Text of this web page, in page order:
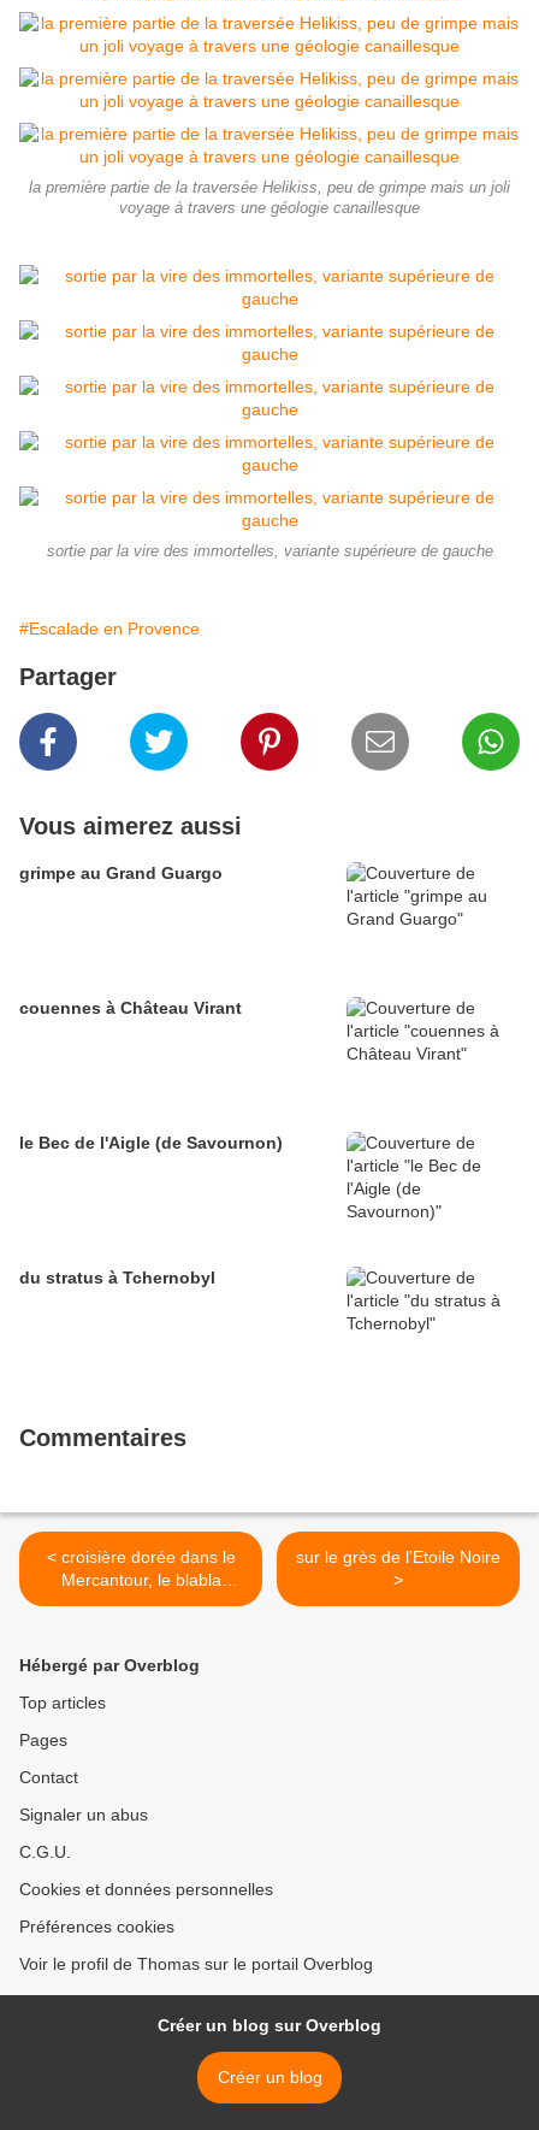
la première partie de la traversée Helikiss, peu de grimpe mais un joli
voyage à travers une géologie canaillesque
sortie par la vire des immortelles, variante supérieure de gauche
#Escalade en Provence
Partager
Vous aimerez aussi
grimpe au Grand Guargo
couennes à Château Virant
le Bec de l'Aigle (de Savournon)
du stratus à Tchernobyl
Commentaires
< croisière dorée dans le
Mercantour, le blabla
intégral
sur le grès de l'Etoile Noire
>
Hébergé par Overblog
Top articles
Pages
Contact
Signaler un abus
C.G.U.
Cookies et données personnelles
Préférences cookies
Voir le profil de Thomas sur le portail Overblog
Créer un blog sur Overblog
Créer un blog